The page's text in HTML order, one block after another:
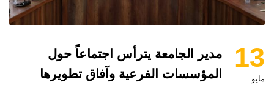
13
مايو
مدير الجامعة يترأس اجتماعاً حول
المؤسسات الفرعية وآفاق تطويرها